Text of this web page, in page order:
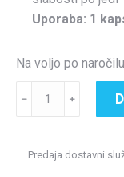
Uporaba: 1
Na voljo po naročilu
EnzyDigest
60
﹣ ﹢
Predaja dostavni